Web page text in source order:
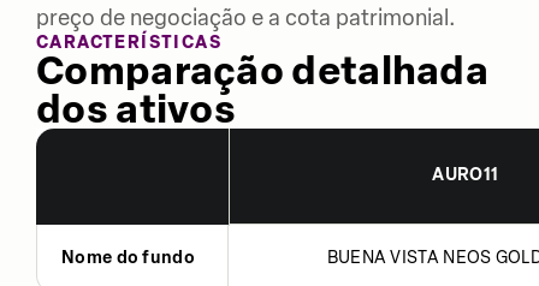
preço de negociação e a cota patrimonial.
CARACTERÍSTICAS
Comparação detalhada
dos ativos
AURO11
Nome do fundo BUENA VISTA NEOS